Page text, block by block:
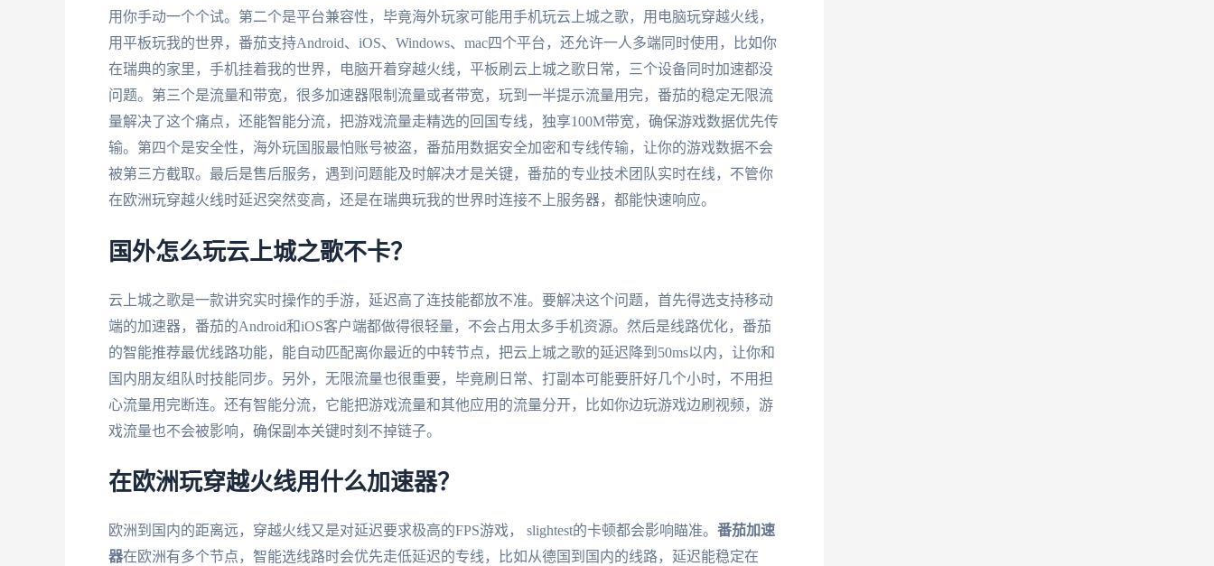
用你手动一个个试。第二个是平台兼容性，毕竟海外玩家可能用手机玩云上城之歌，用电脑玩穿越火线，
用平板玩我的世界，番茄支持Android、iOS、Windows、mac四个平台，还允许一人多端同时使用，比如你
在瑞典的家里，手机挂着我的世界，电脑开着穿越火线，平板刷云上城之歌日常，三个设备同时加速都没
问题。第三个是流量和带宽，很多加速器限制流量或者带宽，玩到一半提示流量用完，番茄的稳定无限流
量解决了这个痛点，还能智能分流，把游戏流量走精选的回国专线，独享100M带宽，确保游戏数据优先传
输。第四个是安全性，海外玩国服最怕账号被盗，番茄用数据安全加密和专线传输，让你的游戏数据不会
被第三方截取。最后是售后服务，遇到问题能及时解决才是关键，番茄的专业技术团队实时在线，不管你
在欧洲玩穿越火线时延迟突然变高，还是在瑞典玩我的世界时连接不上服务器，都能快速响应。
国外怎么玩云上城之歌不卡？
云上城之歌是一款讲究实时操作的手游，延迟高了连技能都放不准。要解决这个问题，首先得选支持移动
端的加速器，番茄的Android和iOS客户端都做得很轻量，不会占用太多手机资源。然后是线路优化，番茄
的智能推荐最优线路功能，能自动匹配离你最近的中转节点，把云上城之歌的延迟降到50ms以内，让你和
国内朋友组队时技能同步。另外，无限流量也很重要，毕竟刷日常、打副本可能要肝好几个小时，不用担
心流量用完断连。还有智能分流，它能把游戏流量和其他应用的流量分开，比如你边玩游戏边刷视频，游
戏流量也不会被影响，确保副本关键时刻不掉链子。
在欧洲玩穿越火线用什么加速器？
欧洲到国内的距离远，穿越火线又是对延迟要求极高的FPS游戏， slightest的卡顿都会影响瞄准。 番茄加速
器在欧洲有多个节点，智能选线路时会优先走低延迟的专线，比如从德国到国内的线路，延迟能稳定在